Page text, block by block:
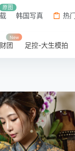
原图
韩国写真 热
团
New
足控-大生模拍